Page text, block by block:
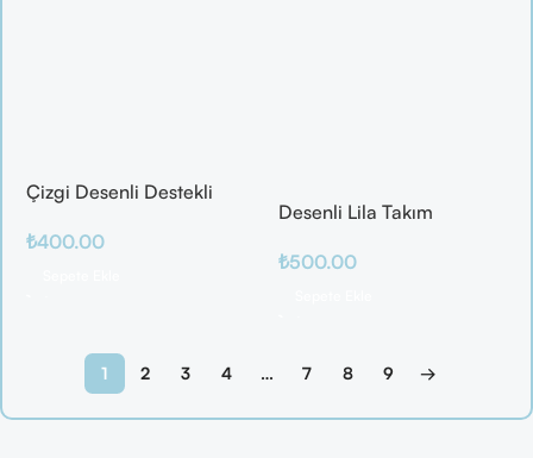
Çizgi Desenli Destekli
₺400.00
Desenli Lila Takım
₺500.00
1 2 3 4 … 7 8 9 →